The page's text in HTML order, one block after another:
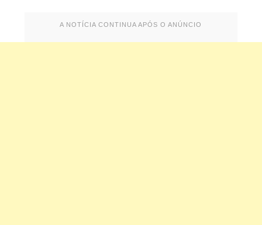
A NOTÍCIA CONTINUA APÓS O ANÚNCIO